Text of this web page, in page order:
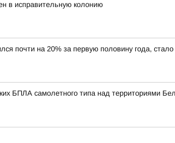
в исправительную колонию
почти на 20% за первую половину года,
БПЛА самолетного типа над территориями